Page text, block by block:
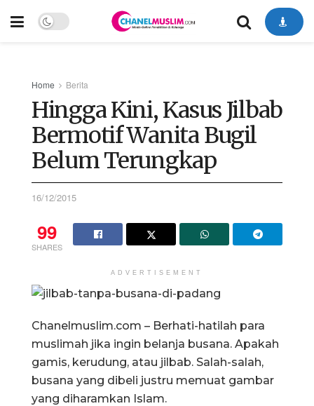
Home Berita
Hingga Kini, Kasus Jilbab
Bermotif Wanita Bugil
Belum Terungkap
16/12/2015
99
SHARES
ADVERTISEMENT
Chanelmuslim.com – Berhati-hatilah para
muslimah jika ingin belanja busana. Apakah
gamis, kerudung, atau jilbab. Salah-salah,
busana yang dibeli justru memuat gambar
yang diharamkan Islam.